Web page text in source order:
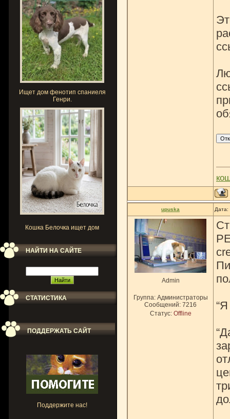
Ищет дом фенотип спаниеля
Генри.
Кошка Белочка ищет дом
НАЙТИ НА САЙТЕ
СТАТИСТИКА
ПОДДЕРЖАТЬ САЙТ
Поддержите нас!
upuska
Admin
Группа: Администраторы
Сообщений: 7216
Статус: Offline